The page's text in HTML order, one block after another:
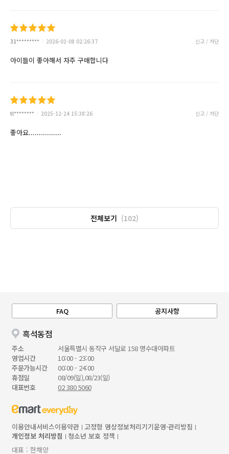
31********* 2026-01-08 02:26:37 신고 / 차단
아이들이 좋아해서 자주 구매합니다
tl******** 2025-12-24 15:38:26 신고 / 차단
좋아요................
전체보기 (102)
FAQ 공지사항
흑석동점
주소
서울특별시 동작구 서달로 158 명수대아파트
영업시간
10:00 - 23:00
주문가능시간
00:00 - 24:00
휴점일
08/09(일),08/23(일)
대표번호
02 380 5060
이용안내서비스이용약관 고정형 영상정보처리기기운영·관리방침
개인정보 처리방침
청소년 보호 정책
대표 : 한채양